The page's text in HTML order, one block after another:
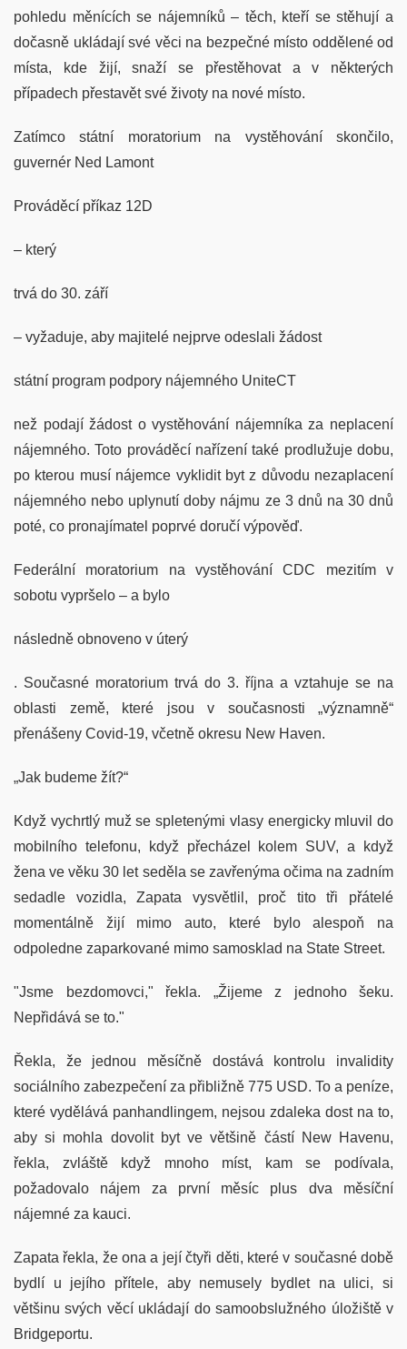
pohledu měnících se nájemníků – těch, kteří se stěhují a
dočasně ukládají své věci na bezpečné místo oddělené od
místa, kde žijí, snaží se přestěhovat a v některých
případech přestavět své životy na nové místo.
Zatímco státní moratorium na vystěhování skončilo,
guvernér Ned Lamont
Prováděcí příkaz 12D
– který
trvá do 30. září
– vyžaduje, aby majitelé nejprve odeslali žádost
státní program podpory nájemného UniteCT
než podají žádost o vystěhování nájemníka za neplacení
nájemného. Toto prováděcí nařízení také prodlužuje dobu,
po kterou musí nájemce vyklidit byt z důvodu nezaplacení
nájemného nebo uplynutí doby nájmu ze 3 dnů na 30 dnů
poté, co pronajímatel poprvé doručí výpověď.
Federální moratorium na vystěhování CDC mezitím v
sobotu vypršelo – a bylo
následně obnoveno v úterý
. Současné moratorium trvá do 3. října a vztahuje se na
oblasti země, které jsou v současnosti „významně“
přenášeny Covid-19, včetně okresu New Haven.
„Jak budeme žít?“
Když vychrtlý muž se spletenými vlasy energicky mluvil do
mobilního telefonu, když přecházel kolem SUV, a když
žena ve věku 30 let seděla se zavřenýma očima na zadním
sedadle vozidla, Zapata vysvětlil, proč tito tři přátelé
momentálně žijí mimo auto, které bylo alespoň na
odpoledne zaparkované mimo samosklad na State Street.
"Jsme bezdomovci," řekla. „Žijeme z jednoho šeku.
Nepřidává se to."
Řekla, že jednou měsíčně dostává kontrolu invalidity
sociálního zabezpečení za přibližně 775 USD. To a peníze,
které vydělává panhandlingem, nejsou zdaleka dost na to,
aby si mohla dovolit byt ve většině částí New Havenu,
řekla, zvláště když mnoho míst, kam se podívala,
požadovalo nájem za první měsíc plus dva měsíční
nájemné za kauci.
Zapata řekla, že ona a její čtyři děti, které v současné době
bydlí u jejího přítele, aby nemusely bydlet na ulici, si
většinu svých věcí ukládají do samoobslužného úložiště v
Bridgeportu.